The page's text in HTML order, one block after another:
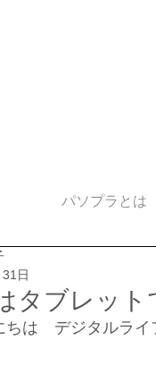
パソプラとは
タブレット
日
ちは　デジタルラ